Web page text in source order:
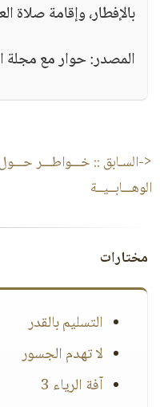
بالإفطار، وإقامة صلاة
المصدر: حوار مع مجلة
<-السـابق :: خـــواطـــر حـــول
الوهـــابــيــة
مختارات
التسليم بالقدر
لا تهدم الجسور
آفة الرياء 3